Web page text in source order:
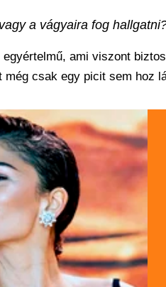
a vágyaira fog
ami viszont
csak egy picit sem hoz